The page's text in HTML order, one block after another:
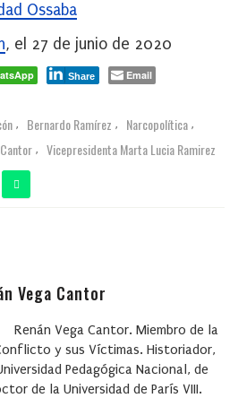
Ossaba
, el 27 de junio de 2020
Share Email
, Bernardo Ramírez , Narcopolítica ,
, Vicepresidenta Marta Lucia Ramirez
Vega Cantor
Renán Vega Cantor. Miembro de la
y sus Víctimas. Historiador,
Pedagógica Nacional, de
de la Universidad de París VIII.